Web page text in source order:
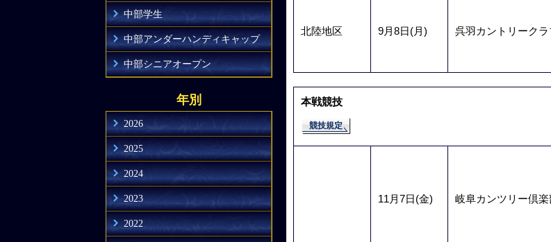
中部学生
中部アンダーハンディキャップ
中部シニアオープン
年別
2026
2025
2024
2023
2022
北陸地区 9月8日(月) 呉羽カントリークラ
本戦競技
競技規定
11月7日(金) 岐阜カンツリー倶楽